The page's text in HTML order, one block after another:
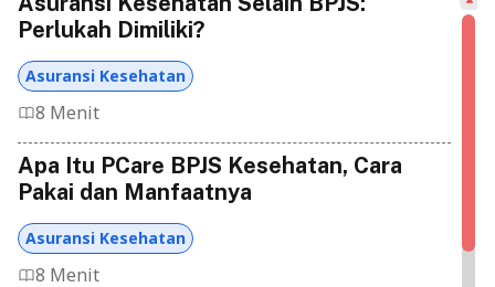
Perlukah Dimiliki?
Asuransi Kesehatan
8 Menit
Apa Itu PCare BPJS Kesehatan, Cara
Pakai dan Manfaatnya
Asuransi Kesehatan
8 Menit